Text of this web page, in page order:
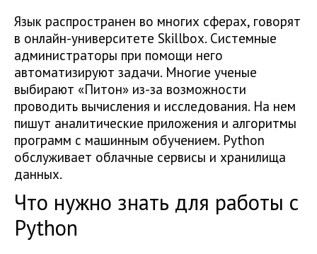
Язык распространен во многих сферах, говорят
в онлайн-университете Skillbox. Системные
администраторы при помощи него
автоматизируют задачи. Многие ученые
выбирают «Питон» из-за возможности
проводить вычисления и исследования. На нем
пишут аналитические приложения и алгоритмы
программ с машинным обучением. Python
обслуживает облачные сервисы и хранилища
данных.
Что нужно знать для работы с
Python